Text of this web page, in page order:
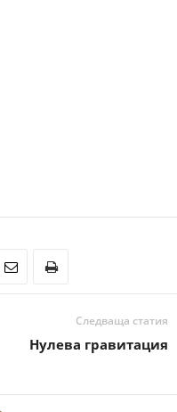
Следваща статия
Нулева гравитация